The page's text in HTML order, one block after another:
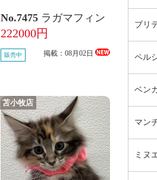
No.7475 ラガマフィン
222000円
販売中 掲載：08月02日
苫小牧店
ブリ
ペル
ベン
マン
ミヌ